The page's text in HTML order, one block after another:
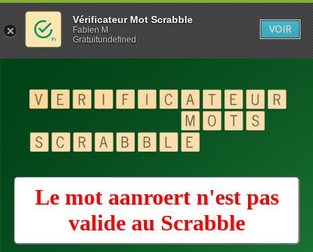
Le mot aanroert n'est pas
valide au Scrabble
Vérificateur Mot Scrabble
Fabien M
Gratuitundefined
VOIR